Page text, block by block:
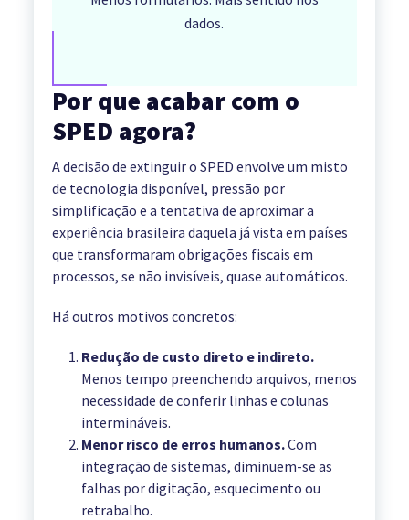
dados.
Por que acabar com o
SPED agora?
A decisão de extinguir o SPED envolve um misto
de tecnologia disponível, pressão por
simplificação e a tentativa de aproximar a
experiência brasileira daquela já vista em países
que transformaram obrigações fiscais em
processos, se não invisíveis, quase automáticos.
Há outros motivos concretos:
Redução de custo direto e indireto.
Menos tempo preenchendo arquivos, menos
necessidade de conferir linhas e colunas
intermináveis.
Menor risco de erros humanos.Com
integração de sistemas, diminuem-se as
falhas por digitação, esquecimento ou
retrabalho.